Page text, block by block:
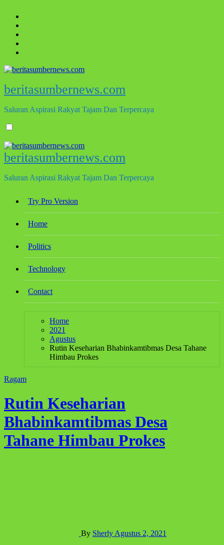
content
beritasumbernews.com
Saluran Aspirasi Rakyat Tajam Dan Terpercaya
beritasumbernews.com
Saluran Aspirasi Rakyat Tajam Dan Terpercaya
Try Pro Version
Home
Politics
Technology
Contact
Home
2021
Agustus
Rutin Keseharian Bhabinkamtibmas Desa Tahane
Himbau Prokes
Ragam
Rutin Keseharian
Bhabinkamtibmas Desa
Tahane Himbau Prokes
By Sherly Agustus 2, 2021